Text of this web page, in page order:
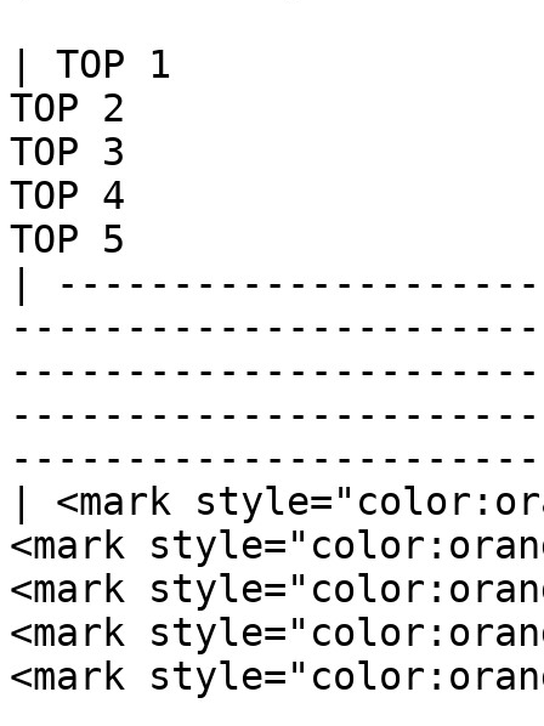
| TOP 1
TOP 2
TOP 3
TOP 4
TOP 5
|
| <mark
<mark
<mark
<mark
<mark